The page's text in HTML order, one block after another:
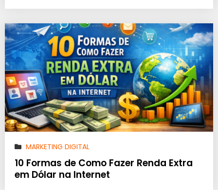
MARKETING DIGITAL
10 Formas de Como Fazer Renda Extra
em Dólar na Internet